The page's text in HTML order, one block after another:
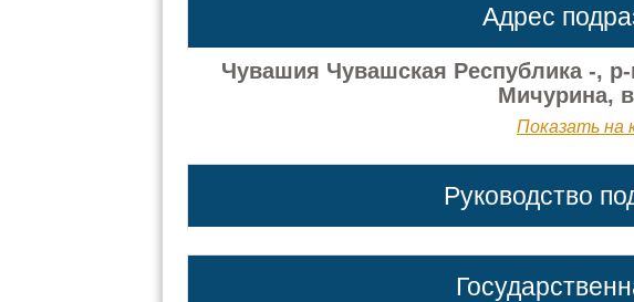
Адрес
Чувашия Чувашская Республика -,
Мичурина,
Показать на
Руководство